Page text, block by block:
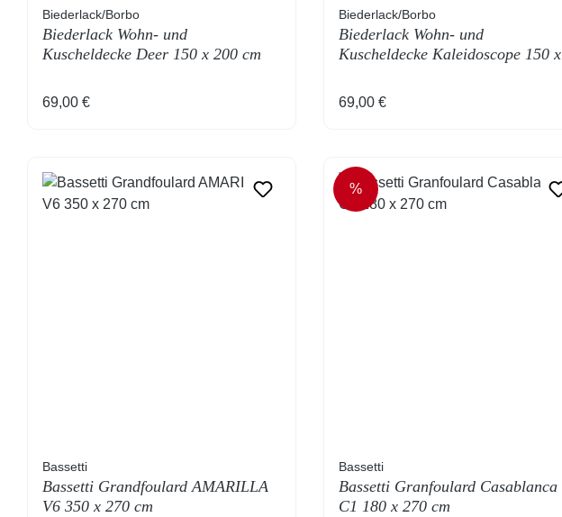
Biederlack/Borbo
Biederlack Wohn- und
Kuscheldecke Deer 150 x 200 cm
Regulärer Preis:
69,00 €
Biederlack/Borbo
Biederlack Wohn- und
Kuscheldecke Kaleidoscope 150 x
Regulärer Preis:
69,00 €
Bassetti
Bassetti Grandfoulard AMARILLA
V6 350 x 270 cm
RABATT
%
Bassetti
Bassetti Granfoulard Casablanca
C1 180 x 270 cm